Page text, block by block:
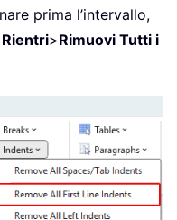
prima l’intervallo,
Rientri>Rimuovi Tutti i